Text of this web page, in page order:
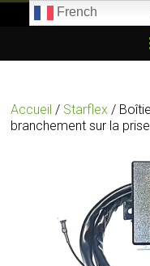
E85.com
passion
du
Accueil / Starflex /
branchement sur la
French